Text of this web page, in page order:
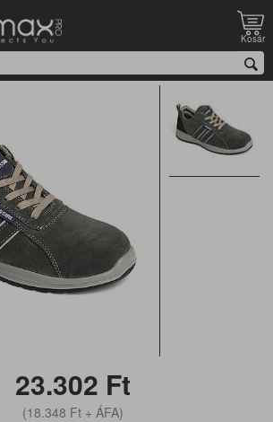
Kosár
Munkavédelmi cipő S1P félcipő
munkacipő S1P SRC
23.302 Ft
(18.348 Ft+ ÁFA)